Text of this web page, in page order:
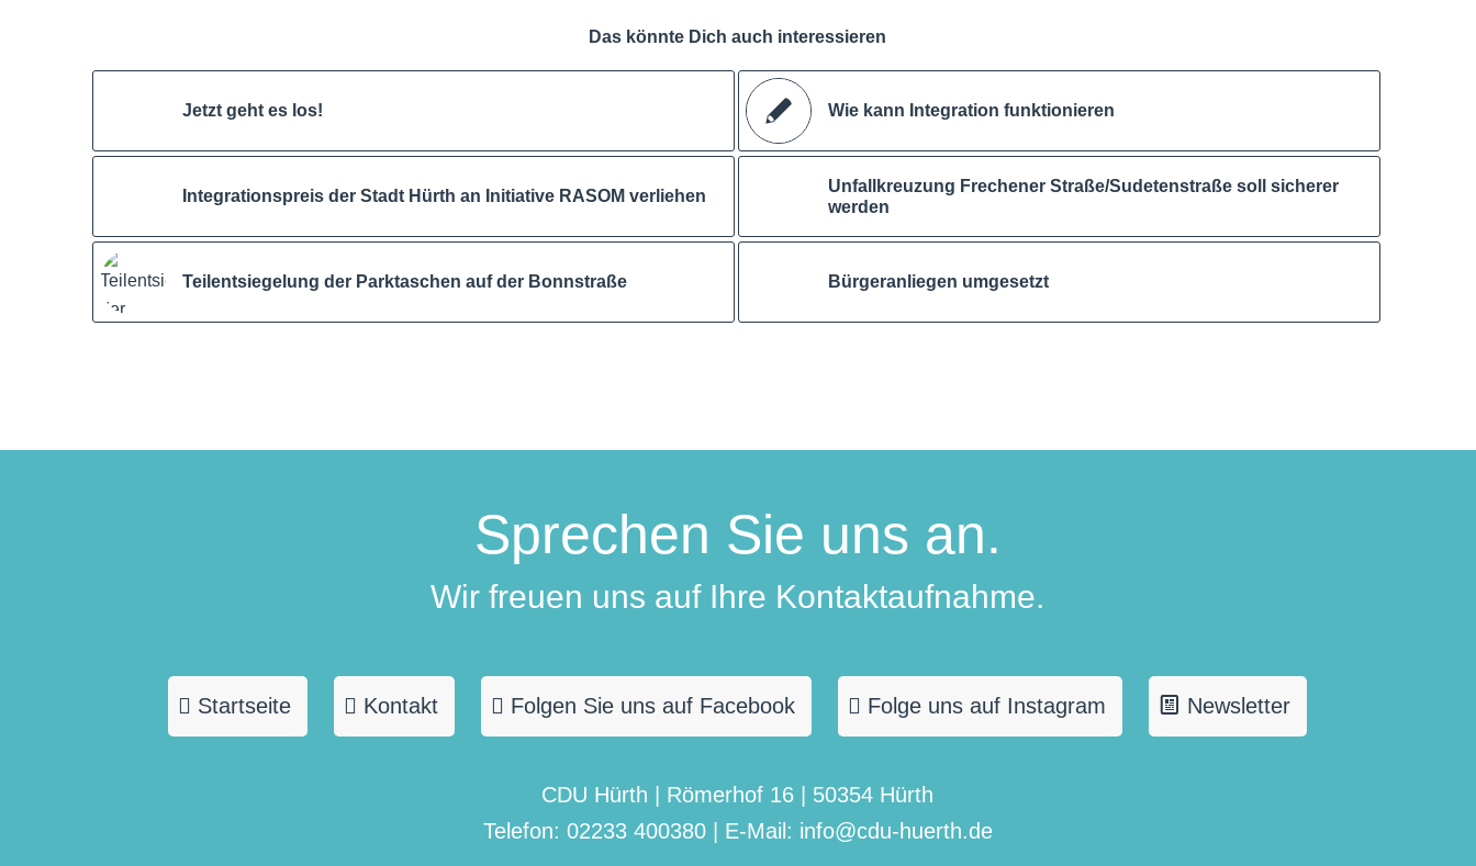
Das könnte Dich auch interessieren
Jetzt geht es los! Wie kann Integration funktionieren
Integrationspreis der Stadt Hürth an Initiative RASOM verliehen
Unfallkreuzung Frechener Straße/Sudetenstraße soll sicherer
werden
Teilentsiegelung der Parktaschen auf der Bonnstraße Bürgeranliegen umgesetzt
Sprechen Sie uns an.
Wir freuen uns auf Ihre Kontaktaufnahme.
Startseite Kontakt Folgen Sie uns auf Facebook Folge uns auf Instagram Newsletter
CDU Hürth | Römerhof 16 | 50354 Hürth
Telefon: 02233 400380 | E-Mail: info@cdu-huerth.de